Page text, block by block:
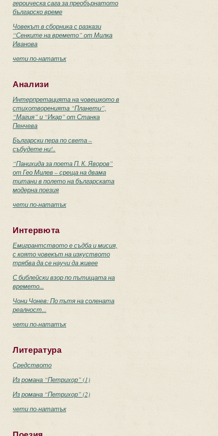
героическа сага за преобърнатото
българско време
Човекът в сборника с разкази
“Сенките на времето” от Милка
Иванова
чети по-нататък
Анализи
Интерпретацията на човешкото в
стихотворенията “Планети”,
“Магия” и “Икар” от Станка
Пенчева
Български пера по света –
събудете ни!..
“Панихида за поета П. К. Яворов”
от Гео Милев – среща на двама
титани в полето на българската
модерна поезия
чети по-нататък
Интервюта
Емигрантството е съдба и мисия,
с която човекът на изкуството
трябва да се научи да живее
С библейски взор по пътищата на
времето...
Чони Чонев: По пътя на солената
реалност...
чети по-нататък
Литература
Средството
Из романа “Петрихор” (1)
Из романа “Петрихор” (2)
чети по-нататък